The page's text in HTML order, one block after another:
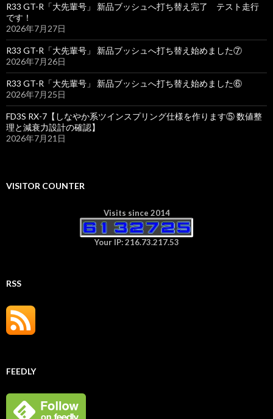
R33 GT-R「大先輩号」 新品ブッシュへ打ち替え完了 テスト走行
です！
2026年7月27日
R33 GT-R「大先輩号」 新品ブッシュへ打ち替え始めました⑦
2026年7月26日
R33 GT-R「大先輩号」 新品ブッシュへ打ち替え始めました⑥
2026年7月25日
FD3S RX-7【しなやか系ツインスプリング仕様を作ります⑤ 数値整
理と減衰力設計の確認】
2026年7月21日
VISITOR COUNTER
Visits since 2014
Your IP: 216.73.217.53
RSS
FEEDLY